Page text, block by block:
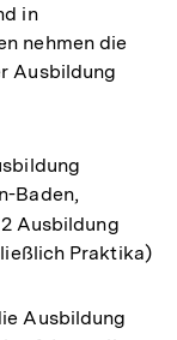
in
nehmen die
Ausbildung
Baden,
Ausbildung
Praktika)
Ausbildung